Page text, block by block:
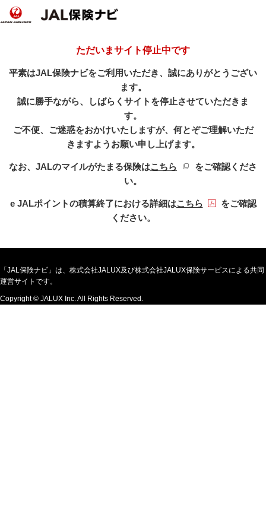
ただいまサイト停止中です
平素はJAL保険ナビをご利用いただき、誠にありがとうござい
ます。
誠に勝手ながら、しばらくサイトを停止させていただきま
す。
ご不便、ご迷惑をおかけいたしますが、何とぞご理解いただ
きますようお願い申し上げます。
なお、JALのマイルがたまる保険はこちら 新規ウィンドウを開
をご確認くださ
い。
e JALポイントの積算終了における詳細はこちらPDFファイル
をご確認
ください。
「JAL保険ナビ」は、株式会社JALUX及び株式会社JALUX保険サービスによる共同
運営サイトです。
Copyright © JALUX Inc. All Rights Reserved.